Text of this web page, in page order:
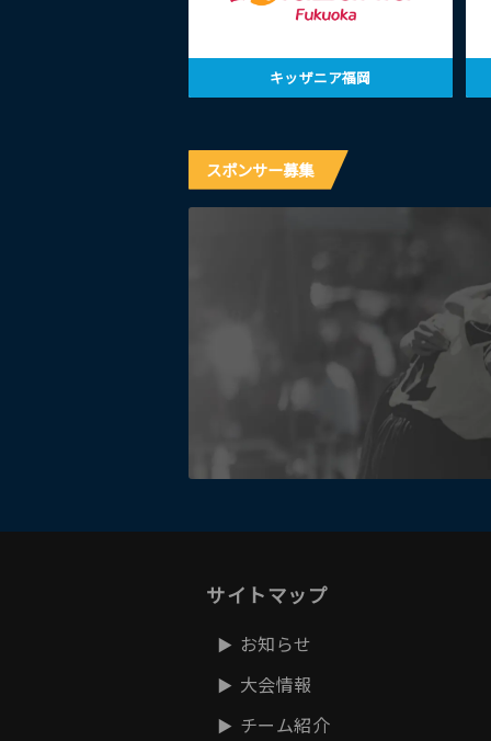
キッザニア福岡
スポンサー募集
サイトマップ
お知らせ
大会情報
チーム紹介